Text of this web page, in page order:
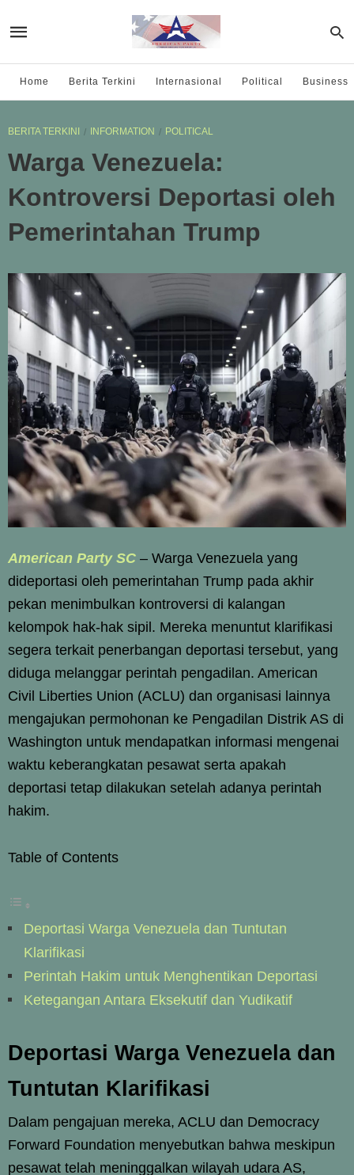
Home Berita Terkini Internasional Political Business
BERITA TERKINI INFORMATION POLITICAL
Warga Venezuela:
Kontroversi Deportasi oleh
Pemerintahan Trump
American Party SC – Warga Venezuela yang
dideportasi oleh pemerintahan Trump pada akhir
pekan menimbulkan kontroversi di kalangan
kelompok hak-hak sipil. Mereka menuntut klarifikasi
segera terkait penerbangan deportasi tersebut, yang
diduga melanggar perintah pengadilan. American
Civil Liberties Union (ACLU) dan organisasi lainnya
mengajukan permohonan ke Pengadilan Distrik AS di
Washington untuk mendapatkan informasi mengenai
waktu keberangkatan pesawat serta apakah
deportasi tetap dilakukan setelah adanya perintah
hakim.
Table of Contents
Deportasi Warga Venezuela dan Tuntutan
Klarifikasi
Perintah Hakim untuk Menghentikan Deportasi
Ketegangan Antara Eksekutif dan Yudikatif
Deportasi Warga Venezuela dan
Tuntutan Klarifikasi
Dalam pengajuan mereka, ACLU dan Democracy
Forward Foundation menyebutkan bahwa meskipun
pesawat telah meninggalkan wilayah udara AS,